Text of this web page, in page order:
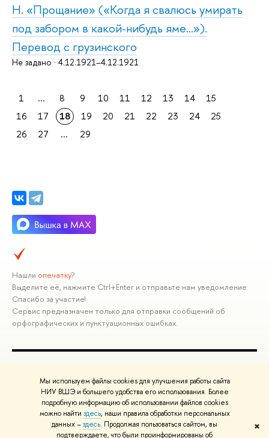
Мы используем файлы cookies для улучшения работы сайта
НИУ ВШЭ и большего удобства его использования. Более
подробную информацию об использовании файлов cookies
можно найти здесь, наши правила обработки персональных
данных –здесь. Продолжая пользоваться сайтом, вы
подтверждаете, что были проинформированы об
✖
Н. «Прощание» («Когда я свалюсь умирать
под забором в какой-нибудь яме…»).
Перевод с грузинского
Не задано · 4.12.1921–4.12.1921
1 ... 8 9 10 11 12 13 14
15
16
17 18 19 20 21 22 23 24
25
26
27 ... 29
Нашли опечатку?
Выделите её, нажмите Ctrl+Enter и отправьте нам уведомление.
Спасибо за участие!
Сервис предназначен только для отправки сообщений об
орфографических и пунктуационных ошибках.
Министерство науки и высшего образования РФ
Министерство просвещения РФ
Массовые открытые онлайн-курсы